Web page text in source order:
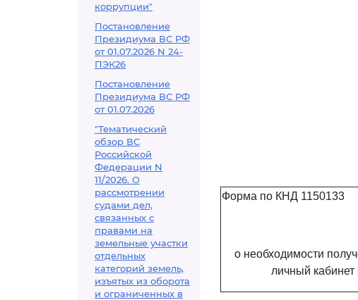
коррупции"
Постановление
Президиума ВС РФ
от 01.07.2026 N 24-
ПЭК26
Постановление
Президиума ВС РФ
от 01.07.2026
"Тематический
обзор ВС
Российской
Федерации N
11/2026. О
рассмотрении
судами дел,
связанных с
правами на
земельные участки
отдельных
категорий земель,
изъятых из оборота
и ограниченных в
Форма по КНД 1150133
о необходимости
личный